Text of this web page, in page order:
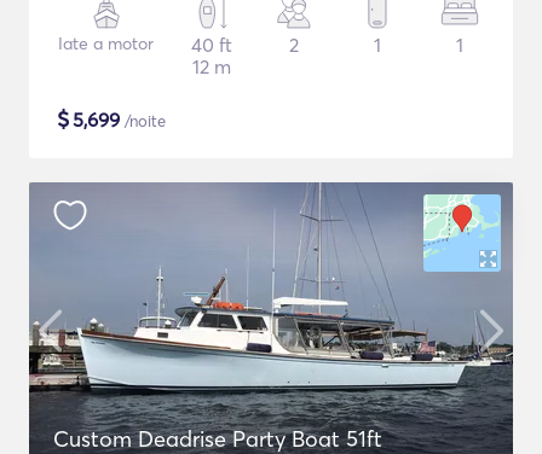
Iate a motor
40 ft
12 m
2 1 1
$5,699 /noite
Custom Deadrise Party Boat 51ft